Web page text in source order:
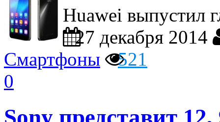
Huawei выпустил
27 декабря 2014
Смартфоны
521
0